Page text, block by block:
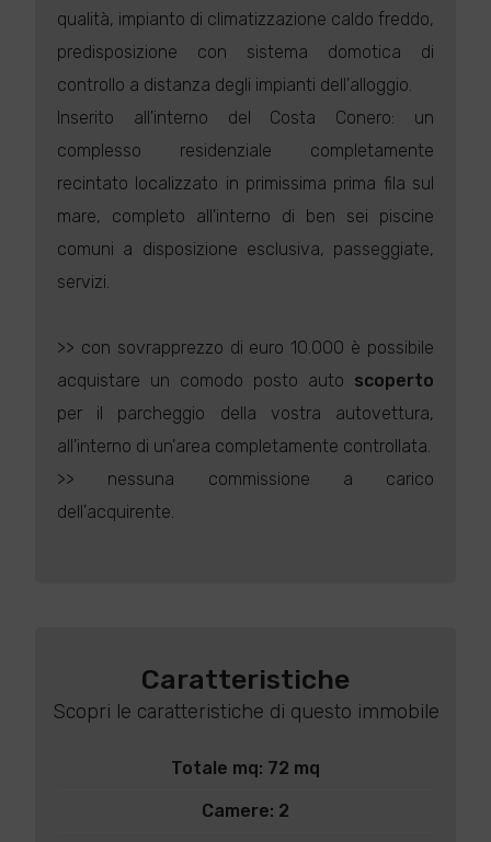
qualità, impianto di climatizzazione caldo freddo,
predisposizione con sistema domotica di
controllo a distanza degli impianti dell'alloggio.
Inserito all'interno del Costa Conero: un
complesso residenziale completamente
recintato localizzato in primissima prima fila sul
mare, completo all'interno di ben sei piscine
comuni a disposizione esclusiva, passeggiate,
servizi.
>> con sovrapprezzo di euro 10.000 è possibile
acquistare un comodo posto auto scoperto
per il parcheggio della vostra autovettura,
all'interno di un'area completamente controllata.
>> nessuna commissione a carico
dell'acquirente.
Caratteristiche
Scopri le caratteristiche di questo immobile
Totale mq: 72 mq
Camere: 2